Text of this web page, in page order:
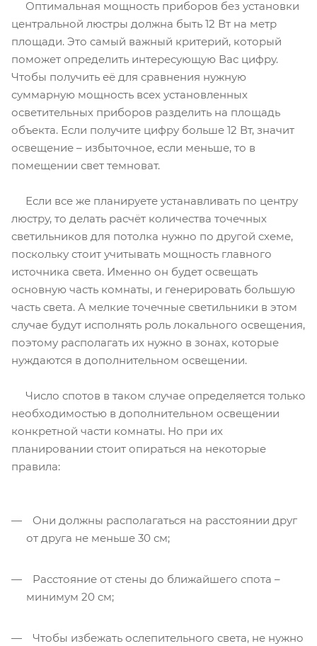
Оптимальная мощность приборов без установки
центральной люстры должна быть 12 Вт на метр
площади. Это самый важный критерий, который
поможет определить интересующую Вас цифру.
Чтобы получить её для сравнения нужную
суммарную мощность всех установленных
осветительных приборов разделить на площадь
объекта. Если получите цифру больше 12 Вт, значит
освещение – избыточное, если меньше, то в
помещении свет темноват.
Если все же планируете устанавливать по центру
люстру, то делать расчёт количества точечных
светильников для потолка нужно по другой схеме,
поскольку стоит учитывать мощность главного
источника света. Именно он будет освещать
основную часть комнаты, и генерировать большую
часть света. А мелкие точечные светильники в этом
случае будут исполнять роль локального освещения,
поэтому располагать их нужно в зонах, которые
нуждаются в дополнительном освещении.
Число спотов в таком случае определяется только
необходимостью в дополнительном освещении
конкретной части комнаты. Но при их
планировании стоит опираться на некоторые
правила:
Они должны располагаться на расстоянии друг
от друга не меньше 30 см;
Расстояние от стены до ближайшего спота –
минимум 20 см;
Чтобы избежать ослепительного света, не нужно